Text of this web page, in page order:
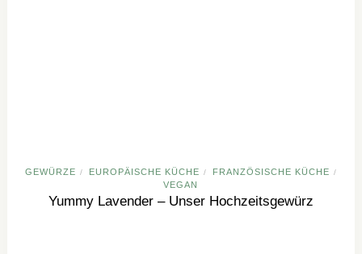
GEWÜRZE / EUROPÄISCHE KÜCHE / FRANZÖSISCHE KÜCHE /
VEGAN
Yummy Lavender – Unser Hochzeitsgewürz